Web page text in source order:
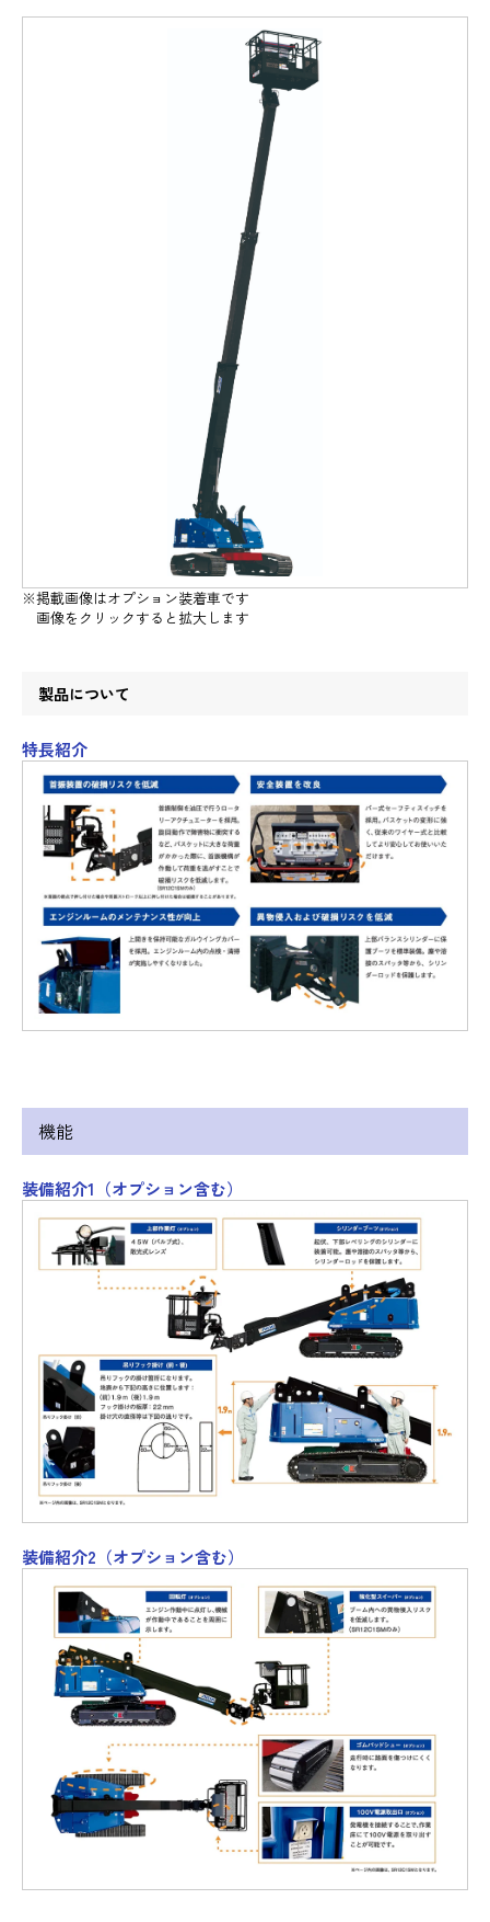
※掲載画像はオプション装着車です
画像をクリックすると拡大します
製品について
特長紹介
機能
装備紹介1（オプション含む）
装備紹介2（オプション含む）